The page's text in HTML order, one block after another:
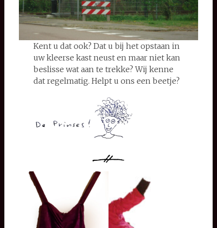
Kent u dat ook? Dat u bij het opstaan in
uw kleerse kast neust en maar niet kan
beslisse wat aan te trekke? Wij kenne
dat regelmatig. Helpt u ons een beetje?